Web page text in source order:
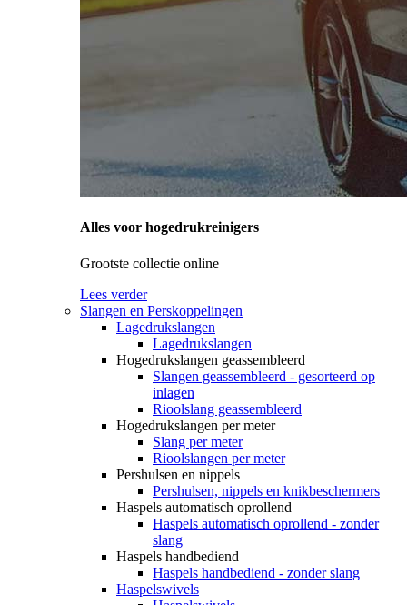
Alles voor hogedrukreinigers
Grootste collectie online
Lees verder
Slangen en Perskoppelingen
Lagedrukslangen
Lagedrukslangen
Hogedrukslangen geassembleerd
Slangen geassembleerd - gesorteerd op
inlagen
Rioolslang geassembleerd
Hogedrukslangen per meter
Slang per meter
Rioolslangen per meter
Pershulsen en nippels
Pershulsen, nippels en knikbeschermers
Haspels automatisch oprollend
Haspels automatisch oprollend - zonder
slang
Haspels handbediend
Haspels handbediend - zonder slang
Haspelswivels